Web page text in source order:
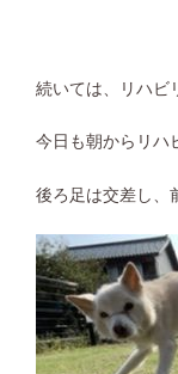
続いては、リハビ
今日も朝からリハ
後ろ足は交差し、